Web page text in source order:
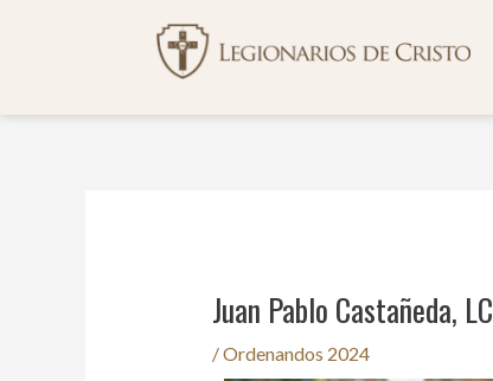
Juan Pablo Castañeda, LC
/Ordenandos 2024